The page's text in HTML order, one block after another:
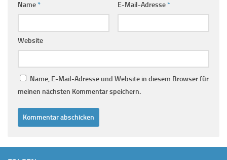
Name* E-Mail-Adresse*
Website
Name, E-Mail-Adresse und Website in diesem Browser für
meinen nächsten Kommentar speichern.